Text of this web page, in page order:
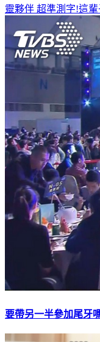
靈夥伴 超準測字!這
要帶另一半參加尾牙